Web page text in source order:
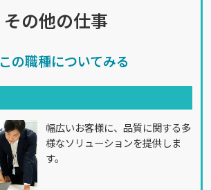
その他の仕事
この職種についてみる
幅広いお客様に、品質に関する多
様なソリューションを提供しま
す。